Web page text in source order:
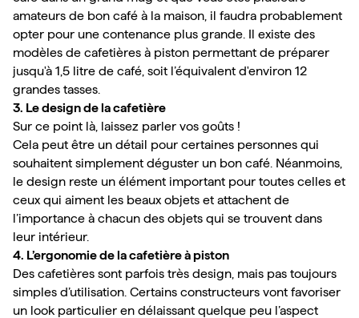
amateurs de bon café à la maison, il faudra probablement
opter pour une contenance plus grande. Il existe des
modèles de cafetières à piston permettant de préparer
jusqu'à 1,5 litre de café, soit l’équivalent d'environ 12
grandes tasses.
3. Le design de la cafetière
Sur ce point là, laissez parler vos goûts !
Cela peut être un détail pour certaines personnes qui
souhaitent simplement déguster un bon café. Néanmoins,
le design reste un élément important pour toutes celles et
ceux qui aiment les beaux objets et attachent de
l’importance à chacun des objets qui se trouvent dans
leur intérieur.
4. L’ergonomie de la cafetière à piston
Des cafetières sont parfois très design, mais pas toujours
simples d’utilisation. Certains constructeurs vont favoriser
un look particulier en délaissant quelque peu l’aspect